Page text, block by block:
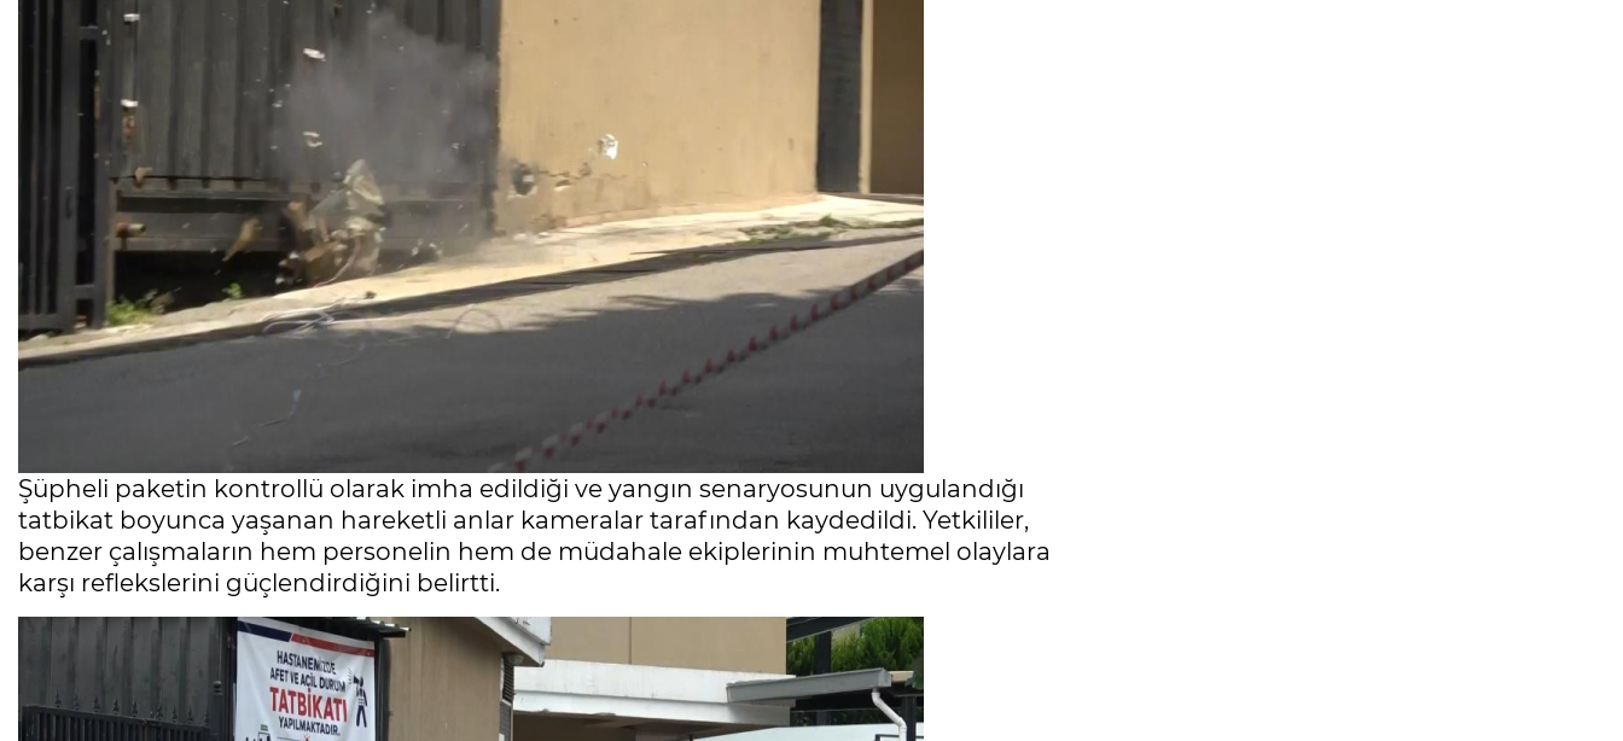
Şüpheli paketin kontrollü olarak imha edildiği ve yangın senaryosunun uygulandığı
tatbikat boyunca yaşanan hareketli anlar kameralar tarafından kaydedildi. Yetkililer,
benzer çalışmaların hem personelin hem de müdahale ekiplerinin muhtemel olaylara
karşı reflekslerini güçlendirdiğini belirtti.